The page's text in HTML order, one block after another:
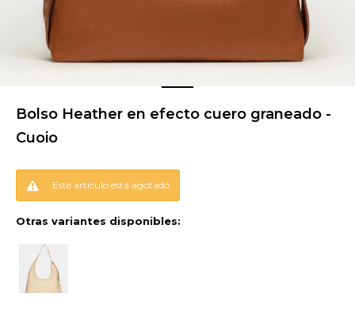
Bolso Heather en efecto cuero graneado -
Cuoio
Este artículo está agotado.
Otras variantes disponibles: